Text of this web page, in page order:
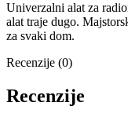
Univerzalni alat za
alat traje dugo.
za svaki dom.
Recenzije (0)
Recenzije